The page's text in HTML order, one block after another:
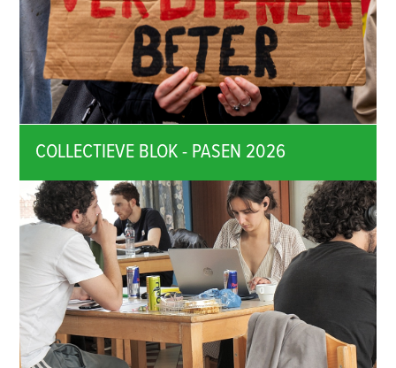
COLLECTIEVE BLOK - PASEN 2026